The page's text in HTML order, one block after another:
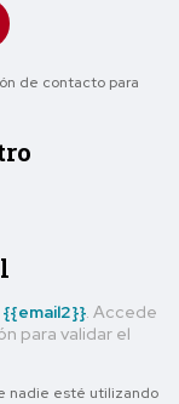
de contacto para
{{email2}}. Accede
para validar el
nadie esté utilizando